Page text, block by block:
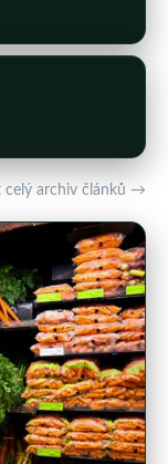
celý archiv článků →